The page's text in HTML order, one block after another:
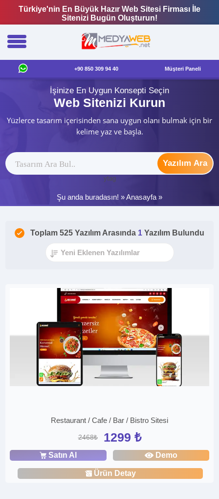
Türkiye'nin En Büyük Hazır Web Sitesi Firması İle
Sitenizi Bugün Oluşturun!
+90 850 309 94 40 Müşteri Paneli
İşinize En Uygun Konsepti Seçin
Web Sitenizi Kurun
Yüzlerce tasarım içerisinden sana uygun olanı bulmak için bir
kelime yaz ve başla.
Yazılım Ara
ytag
Şu anda buradasın! »Anasayfa »
Toplam 525 Yazılım Arasında 1 Yazılım Bulundu
Restaurant / Cafe / Bar / Bistro Sitesi
2468₺ 1299 ₺
Satın Al Demo
Ürün Detay